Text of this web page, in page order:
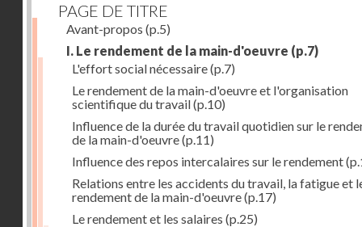
PAGE DE TITRE
Avant-propos (p.5)
I. Le rendement de la main-d'oeuvre (p.7)
L'effort social nécessaire(p.7)
Le rendement de la main-d'oeuvre et l'organisation
scientifique du travail(p.10)
Influence de la durée du travail quotidien sur le
de la main-d'oeuvre(p.11)
Influence des repos intercalaires sur le rendement
Relations entre les accidents du travail, la fatigue et
rendement de la main-d'oeuvre(p.17)
Le rendement et les salaires (p.25)